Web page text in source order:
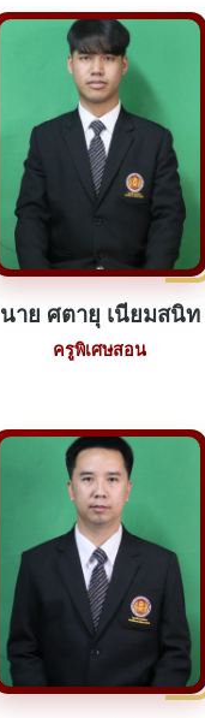
นาย ศตายุ เนียมสนิท
ครูพิเศษสอน